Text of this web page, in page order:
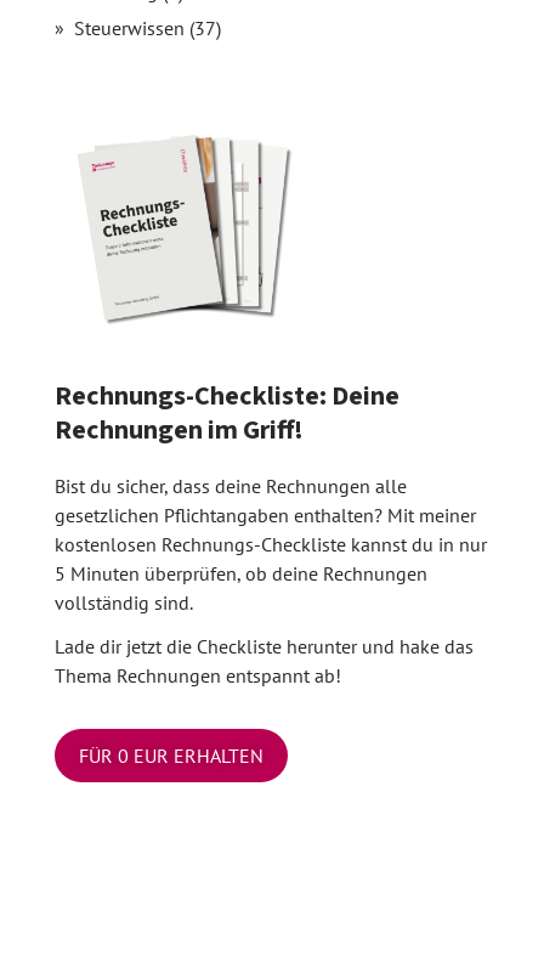
Steuerwissen (37)
Rechnungs-Checkliste: Deine
Rechnungen im Griff!
Bist du sicher, dass deine Rechnungen alle
gesetzlichen Pflichtangaben enthalten? Mit meiner
kostenlosen Rechnungs-Checkliste kannst du in nur
5 Minuten überprüfen, ob deine Rechnungen
vollständig sind.
Lade dir jetzt die Checkliste herunter und hake das
Thema Rechnungen entspannt ab!
FÜR 0 EUR ERHALTEN